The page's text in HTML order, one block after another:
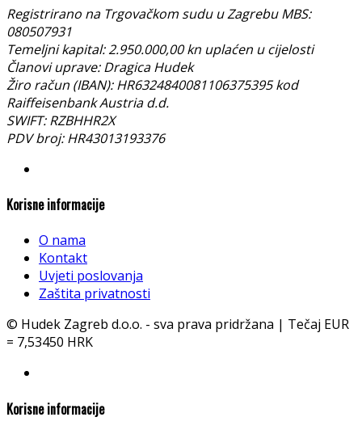
Registrirano na Trgovačkom sudu u Zagrebu MBS:
080507931
Temeljni kapital: 2.950.000,00 kn uplaćen u cijelosti
Članovi uprave: Dragica Hudek
Žiro račun (IBAN): HR6324840081106375395 kod
Raiffeisenbank Austria d.d.
SWIFT: RZBHHR2X
PDV broj: HR43013193376
Korisne informacije
O nama
Kontakt
Uvjeti poslovanja
Zaštita privatnosti
© Hudek Zagreb d.o.o. - sva prava pridržana | Tečaj EUR
= 7,53450 HRK
Korisne informacije